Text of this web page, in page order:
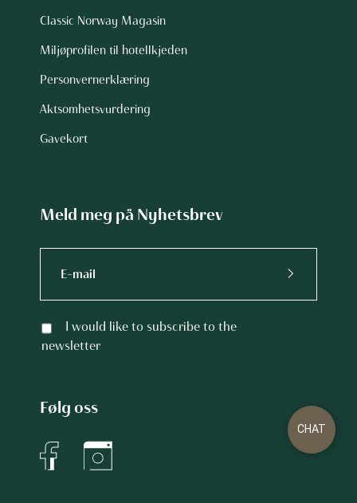
Classic Norway Magasin
Miljøprofilen til hotellkjeden
Personvernerklæring
Aktsomhetsvurdering
Gavekort
Meld meg på Nyhetsbrev
I would like to subscribe to the
newsletter
Følg oss
CHAT